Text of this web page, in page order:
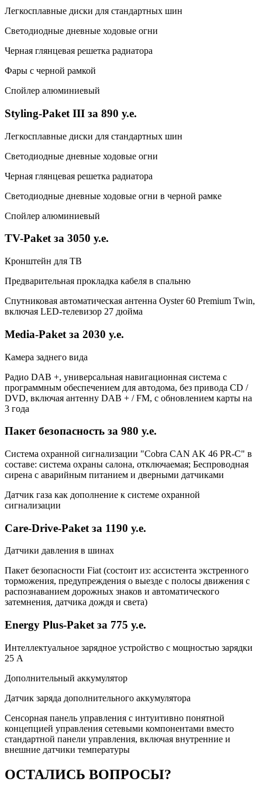
Легкосплавные диски для стандартных шин
Светодиодные дневные ходовые огни
Черная глянцевая решетка радиатора
Фары с черной рамкой
Спойлер алюминиевый
Styling-Paket III за 890 у.е.
Легкосплавные диски для стандартных шин
Светодиодные дневные ходовые огни
Черная глянцевая решетка радиатора
Светодиодные дневные ходовые огни в черной рамке
Спойлер алюминиевый
TV-Paket за 3050 у.е.
Кронштейн для ТВ
Предварительная прокладка кабеля в спальню
Спутниковая автоматическая антенна Oyster 60 Premium Twin,
включая LED-телевизор 27 дюйма
Media-Paket за 2030 у.е.
Камера заднего вида
Радио DAB +, универсальная навигационная система с
программным обеспечением для автодома, без привода CD /
DVD, включая антенну DAB + / FM, с обновлением карты на
3 года
Пакет безопасность за 980 у.е.
Система охранной сигнализации "Cobra CAN AK 46 PR-C" в
составе: система охраны салона, отключаемая; Беспроводная
сирена с аварийным питанием и дверными датчиками
Датчик газа как дополнение к системе охранной
сигнализации
Care-Drive-Paket за 1190 у.е.
Датчики давления в шинах
Пакет безопасности Fiat (состоит из: ассистента экстренного
торможения, предупреждения о выезде с полосы движения с
распознаванием дорожных знаков и автоматического
затемнения, датчика дождя и света)
Energy Plus-Paket за 775 у.е.
Интеллектуальное зарядное устройство с мощностью зарядки
25 А
Дополнительный аккумулятор
Датчик заряда дополнительного аккумулятора
Сенсорная панель управления с интуитивно понятной
концепцией управления сетевыми компонентами вместо
стандартной панели управления, включая внутренние и
внешние датчики температуры
ОСТАЛИСЬ ВОПРОСЫ?